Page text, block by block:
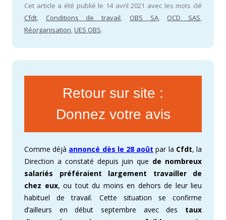
Cet article a été publié le 14 avril 2021 avec les mots clé
Cfdt, Conditions de travail, OBS SA, OCD SAS,
Réorganisation,UES OBS.
Retour sur site :
Donnez votre avis
Comme déjà annoncé dès le 28 août par la Cfdt, la
Direction a constaté depuis juin que de nombreux
salariés préféraient largement travailler de
chez eux, ou tout du moins en dehors de leur lieu
habituel de travail. Cette situation se confirme
d’ailleurs en début septembre avec des taux